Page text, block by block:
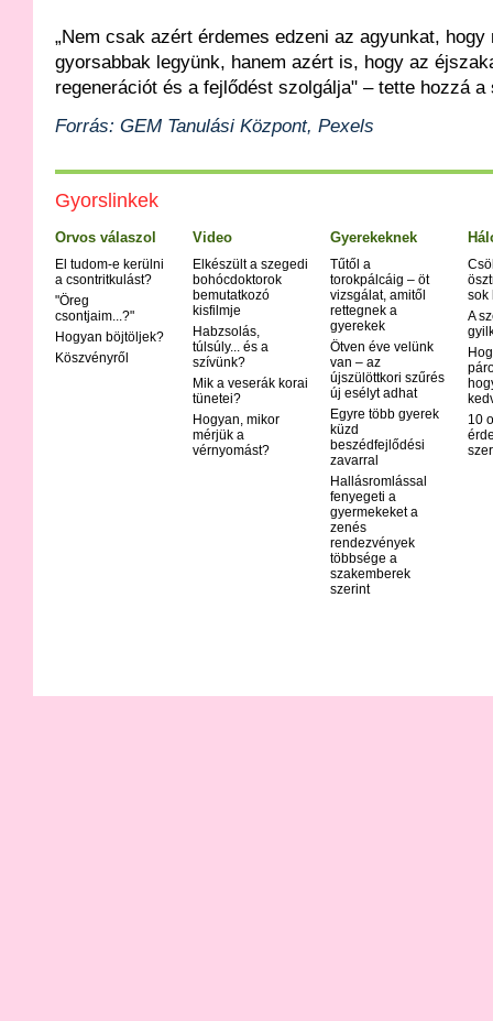
„Nem csak azért érdemes edzeni az agyunkat, hogy
gyorsabbak legyünk, hanem azért is, hogy az
regenerációt és a fejlődést szolgálja" – tette hozzá a
Forrás: GEM Tanulási Központ, Pexels
Gyorslinkek
Orvos válaszol
El tudom-e kerülni
a csontritkulást?
"Öreg
csontjaim...?"
Hogyan böjtöljek?
Köszvényről
Video
Elkészült a szegedi
bohócdoktorok
bemutatkozó
kisfilmje
Habzsolás,
túlsúly... és a
szívünk?
Mik a veserák korai
tünetei?
Hogyan, mikor
mérjük a
vérnyomást?
Gyerekeknek
Tűtől a
torokpálcáig – öt
vizsgálat, amitől
rettegnek a
gyerekek
Ötven éve velünk
van – az
újszülöttkori szűrés
új esélyt adhat
Egyre több gyerek
küzd
beszédfejlődési
zavarral
Hallásromlással
fenyegeti a
gyermekeket a
zenés
rendezvények
többsége a
szakemberek
szerint
sok
A
10